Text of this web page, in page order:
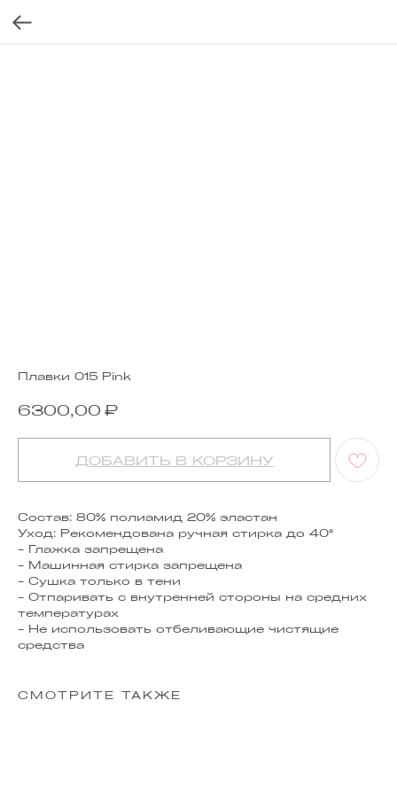
Плавки 015 Pink
6300,00 ₽
ДОБАВИТЬ В КОРЗИНУ
Состав: 80% полиамид 20% эластан
Уход: Рекомендована ручная стирка до 40°
- Глажка запрещена
- Машинная стирка запрещена
- Сушка только в тени
- Отпаривать с внутренней стороны на средних
температурах
- Не использовать отбеливающие чистящие
средства
СМОТРИТЕ ТАКЖЕ